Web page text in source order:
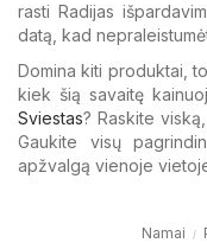
rasti Radijas
datą, kad
Domina kiti produktai,
kiek šią savaitę
Sviestas? Raskite
Gaukite visų
apžvalgą vienoje
Namai